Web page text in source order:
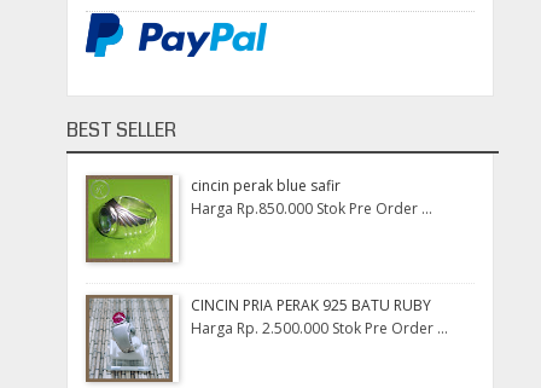
BEST SELLER
cincin perak blue safir
Harga Rp.850.000 Stok Pre Order ...
CINCIN PRIA PERAK 925 BATU RUBY
Harga Rp. 2.500.000 Stok Pre Order ...